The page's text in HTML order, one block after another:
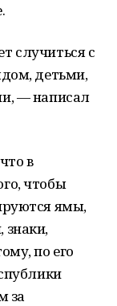
случиться с
детьми,
— написал
в
чтобы
ямы,
знаки,
по его
за